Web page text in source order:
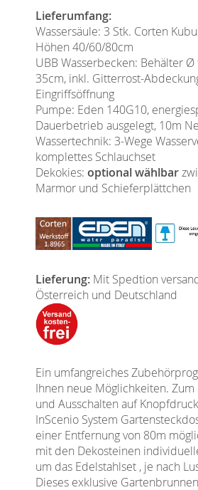
Lieferumfang:
Wassersäule: 3 Stk. Corten
Höhen 40/60/80cm
UBB Wasserbecken: Behälter Ø
35cm, inkl. Gitterrost-
Eingriffsöffnung
Pumpe: Eden 140G10,
Dauerbetrieb ausgelegt, 10m
Wassertechnik: 3-Wege
komplettes Schlauchset
Dekokies: optional wählbar
Marmor und Schieferplättchen
Lieferung: Mit Spedtion
Österreich und Deutschland
Ein umfangreiches
Ihnen neue Möglichkeiten. Zum
und Ausschalten auf
InScenio System
einer Entfernung von 80m
mit den Dekosteinen
um das Edelstahlset , je nach
Dieses exklusive